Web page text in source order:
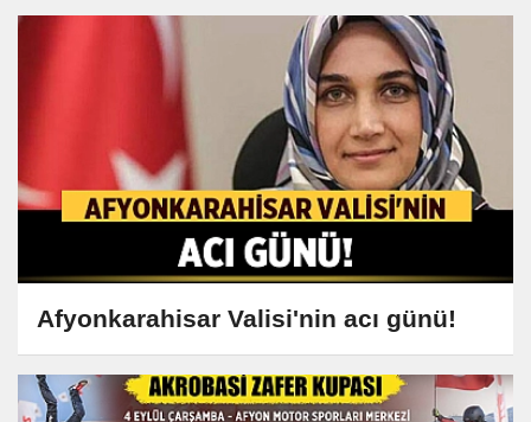
Afyonkarahisar Valisi'nin acı günü!